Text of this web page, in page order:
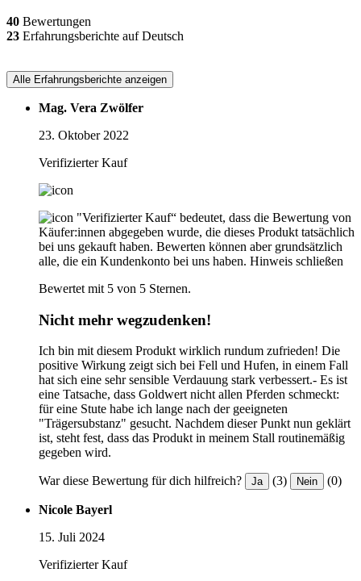
40 Bewertungen
23 Erfahrungsberichte auf Deutsch
Alle Erfahrungsberichte anzeigen
Mag. Vera Zwölfer
23. Oktober 2022
Verifizierter Kauf
"Verifizierter Kauf“ bedeutet, dass die Bewertung von
Käufer:innen abgegeben wurde, die dieses Produkt tatsächlich
bei uns gekauft haben. Bewerten können aber grundsätzlich
alle, die ein Kundenkonto bei uns haben. Hinweis schließen
Bewertet mit 5 von 5 Sternen.
Nicht mehr wegzudenken!
Ich bin mit diesem Produkt wirklich rundum zufrieden! Die
positive Wirkung zeigt sich bei Fell und Hufen, in einem Fall
hat sich eine sehr sensible Verdauung stark verbessert.- Es ist
eine Tatsache, dass Goldwert nicht allen Pferden schmeckt:
für eine Stute habe ich lange nach der geeigneten
"Trägersubstanz" gesucht. Nachdem dieser Punkt nun geklärt
ist, steht fest, dass das Produkt in meinem Stall routinemäßig
gegeben wird.
War diese Bewertung für dich hilfreich? Ja (3) Nein (0)
Nicole Bayerl
15. Juli 2024
Verifizierter Kauf